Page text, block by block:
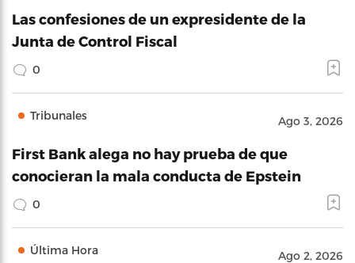
Las confesiones de un expresidente de la
Junta de Control Fiscal
0
Tribunales Ago 3, 2026
First Bank alega no hay prueba de que
conocieran la mala conducta de Epstein
0
Última Hora Ago 2, 2026